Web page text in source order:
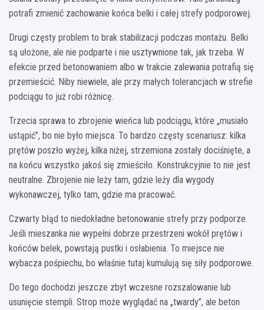
potrafi zmienić zachowanie końca belki i całej strefy podporowej.
Drugi częsty problem to brak stabilizacji podczas montażu. Belki
są ułożone, ale nie podparte i nie usztywnione tak, jak trzeba. W
efekcie przed betonowaniem albo w trakcie zalewania potrafią się
przemieścić. Niby niewiele, ale przy małych tolerancjach w strefie
podciągu to już robi różnicę.
Trzecia sprawa to zbrojenie wieńca lub podciągu, które „musiało
ustąpić”, bo nie było miejsca. To bardzo częsty scenariusz: kilka
prętów poszło wyżej, kilka niżej, strzemiona zostały dociśnięte, a
na końcu wszystko jakoś się zmieściło. Konstrukcyjnie to nie jest
neutralne. Zbrojenie nie leży tam, gdzie leży dla wygody
wykonawczej, tylko tam, gdzie ma pracować.
Czwarty błąd to niedokładne betonowanie strefy przy podporze.
Jeśli mieszanka nie wypełni dobrze przestrzeni wokół prętów i
końców belek, powstają pustki i osłabienia. To miejsce nie
wybacza pośpiechu, bo właśnie tutaj kumulują się siły podporowe.
Do tego dochodzi jeszcze zbyt wczesne rozszalowanie lub
usunięcie stempli. Strop może wyglądać na „twardy”, ale beton